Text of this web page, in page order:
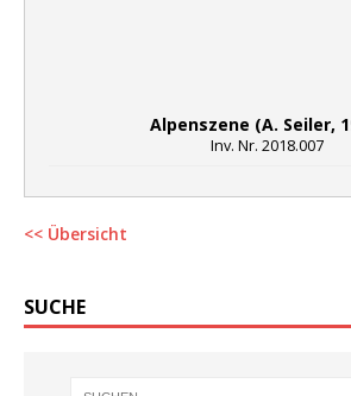
Alpenszene (A. Seiler,
Inv. Nr. 2018.007
<< Übersicht
SUCHE